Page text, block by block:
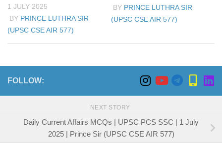
1 JULY 2025
BY PRINCE LUTHRA SIR
(UPSC CSE AIR 577)
BY PRINCE LUTHRA SIR
(UPSC CSE AIR 577)
FOLLOW:
NEXT STORY
Daily Current Affairs MCQs | UPSC PCS SSC | 1 July
2025 | Prince Sir (UPSC CSE AIR 577)